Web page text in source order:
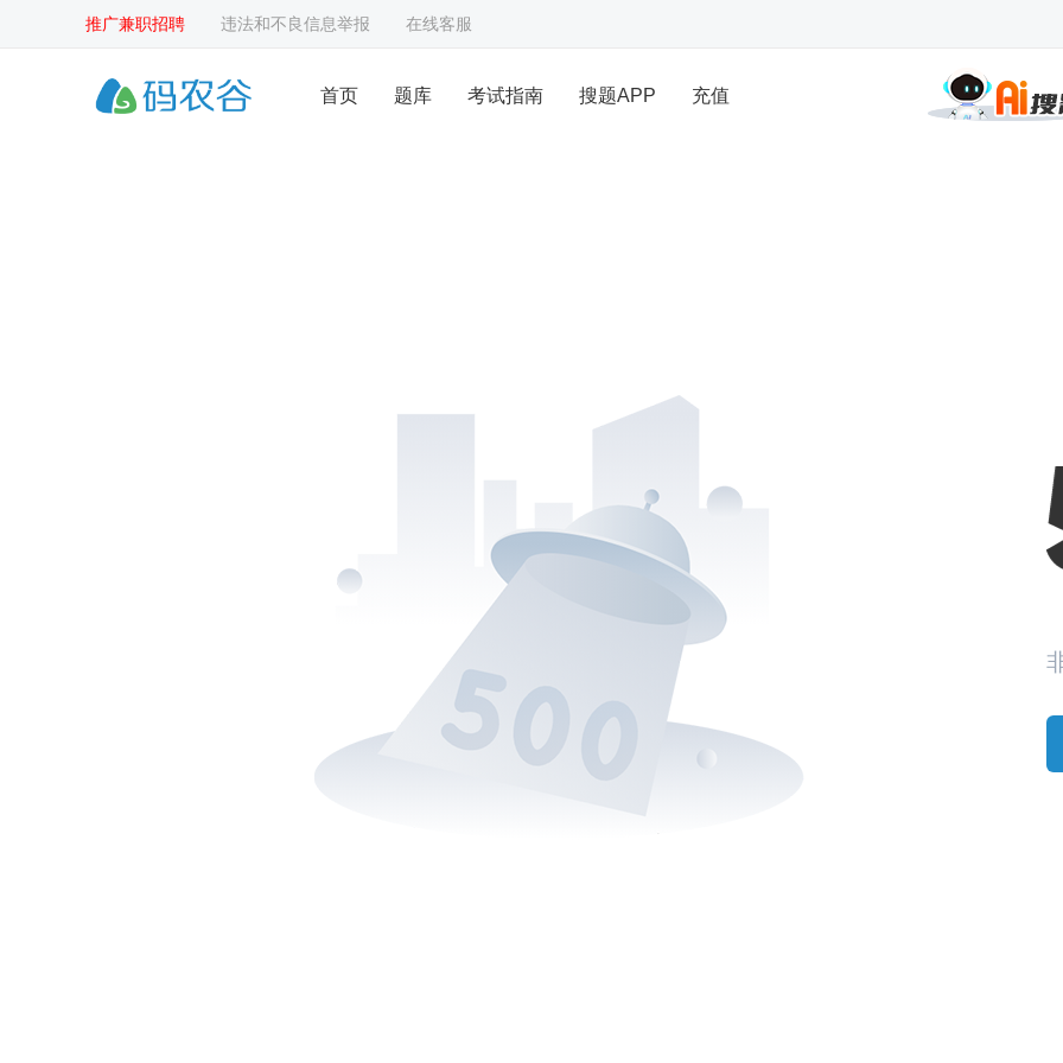
推广兼职招聘 违法和不良信息举报 在线客服
首页 题库 考试指南 搜题APP 充值